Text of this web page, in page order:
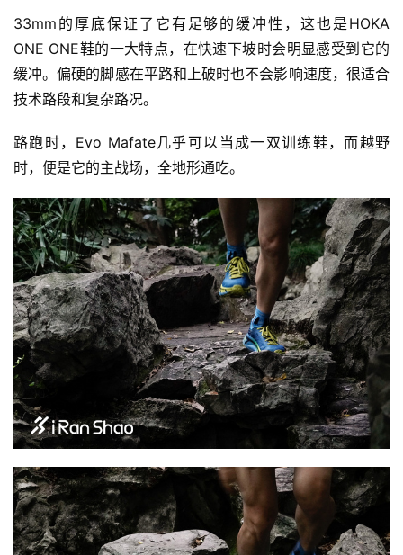
用
户
精
运
动
集
33mm的厚底保证了它有足够的缓冲性，这也是HOKA
ONE ONE鞋的一大特点，在快速下坡时会明显感受到它的
缓冲。偏硬的脚感在平路和上破时也不会影响速度，很适合
技术路段和复杂路况。
路跑时，Evo Mafate几乎可以当成一双训练鞋，而越野
时，便是它的主战场，全地形通吃。